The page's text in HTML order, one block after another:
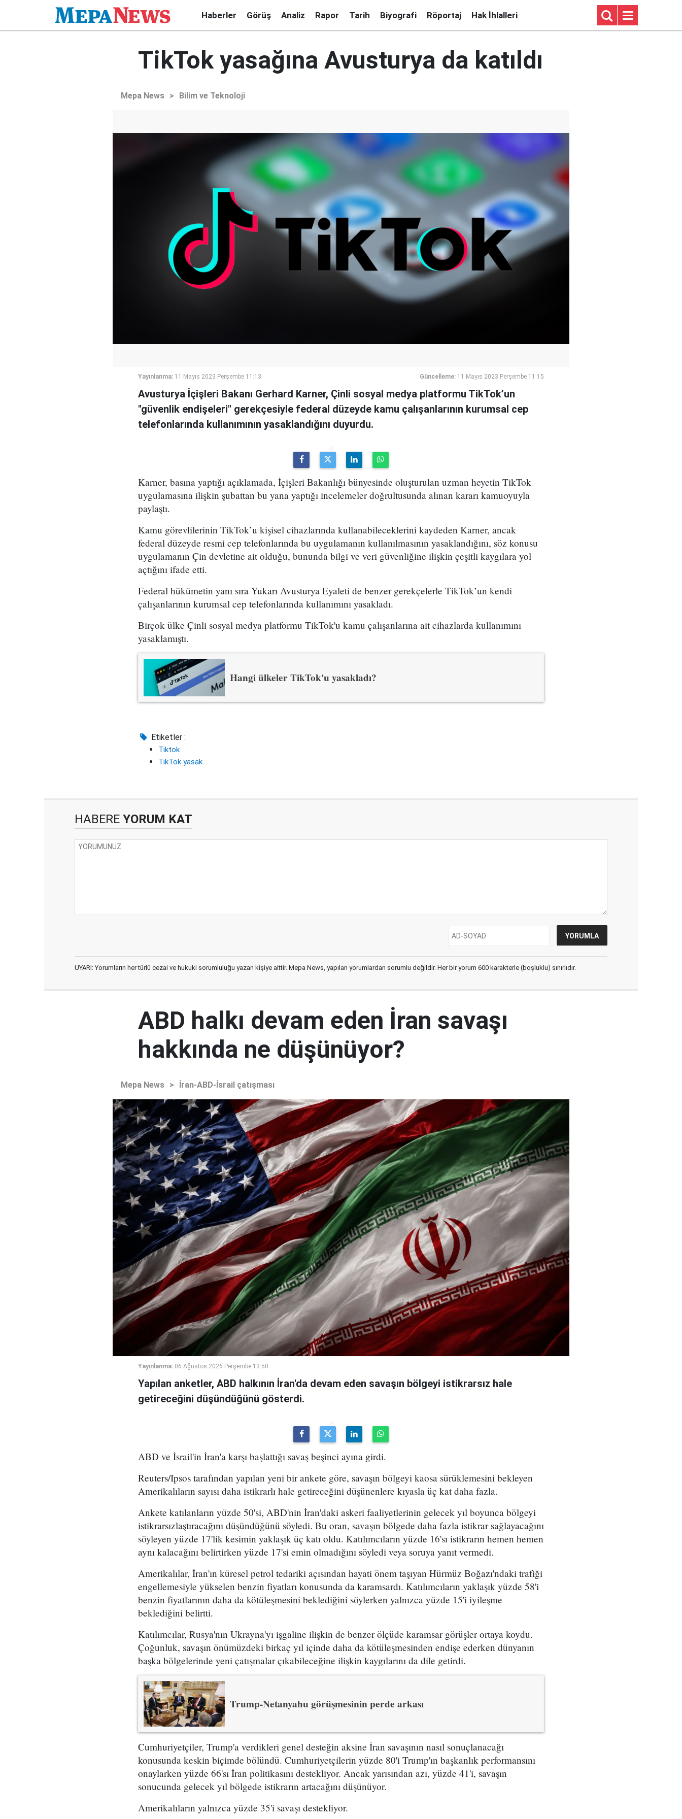
Haberler Görüş Analiz Rapor Tarih Biyografi Röportaj Hak İhlalleri
TikTok yasağına Avusturya da katıldı
Mepa News > Bilim ve Teknoloji
Yayınlanma: 11 Mayıs 2023 Perşembe 11:13 Güncelleme: 11 Mayıs 2023 Perşembe 11:15
Avusturya İçişleri Bakanı Gerhard Karner, Çinli sosyal medya platformu TikTok’un
"güvenlik endişeleri" gerekçesiyle federal düzeyde kamu çalışanlarının kurumsal cep
telefonlarında kullanımının yasaklandığını duyurdu.
Karner, basına yaptığı açıklamada, İçişleri Bakanlığı bünyesinde oluşturulan uzman heyetin TikTok
uygulamasına ilişkin şubattan bu yana yaptığı incelemeler doğrultusunda alınan kararı kamuoyuyla
paylaştı.
Kamu görevlilerinin TikTok’u kişisel cihazlarında kullanabileceklerini kaydeden Karner, ancak
federal düzeyde resmi cep telefonlarında bu uygulamanın kullanılmasının yasaklandığını, söz konusu
uygulamanın Çin devletine ait olduğu, bununda bilgi ve veri güvenliğine ilişkin çeşitli kaygılara yol
açtığını ifade etti.
Federal hükümetin yanı sıra Yukarı Avusturya Eyaleti de benzer gerekçelerle TikTok’un kendi
çalışanlarının kurumsal cep telefonlarında kullanımını yasakladı.
Birçok ülke Çinli sosyal medya platformu TikTok'u kamu çalışanlarına ait cihazlarda kullanımını
yasaklamıştı.
Hangi ülkeler TikTok'u yasakladı?
Etiketler :
Tiktok
TikTok yasak
HABERE YORUM KAT
UYARI: Yorumların her türlü cezai ve hukuki sorumluluğu yazan kişiye aittir. Mepa News, yapılan yorumlardan sorumlu değildir. Her bir yorum 600 karakterle (boşluklu) sınırlıdır.
ABD halkı devam eden İran savaşı
hakkında ne düşünüyor?
Mepa News > İran-ABD-İsrail çatışması
Yayınlanma: 06 Ağustos 2026 Perşembe 13:50
Yapılan anketler, ABD halkının İran'da devam eden savaşın bölgeyi istikrarsız hale
getireceğini düşündüğünü gösterdi.
ABD ve İsrail'in İran'a karşı başlattığı savaş beşinci ayına girdi.
Reuters/Ipsos tarafından yapılan yeni bir ankete göre, savaşın bölgeyi kaosa sürüklemesini bekleyen
Amerikalıların sayısı daha istikrarlı hale getireceğini düşünenlere kıyasla üç kat daha fazla.
Ankete katılanların yüzde 50'si, ABD'nin İran'daki askeri faaliyetlerinin gelecek yıl boyunca bölgeyi
istikrarsızlaştıracağını düşündüğünü söyledi. Bu oran, savaşın bölgede daha fazla istikrar sağlayacağını
söyleyen yüzde 17'lik kesimin yaklaşık üç katı oldu. Katılımcıların yüzde 16'sı istikrarın hemen hemen
aynı kalacağını belirtirken yüzde 17'si emin olmadığını söyledi veya soruya yanıt vermedi.
Amerikalılar, İran'ın küresel petrol tedariki açısından hayati önem taşıyan Hürmüz Boğazı'ndaki trafiği
engellemesiyle yükselen benzin fiyatları konusunda da karamsardı. Katılımcıların yaklaşık yüzde 58'i
benzin fiyatlarının daha da kötüleşmesini beklediğini söylerken yalnızca yüzde 15'i iyileşme
beklediğini belirtti.
Katılımcılar, Rusya'nın Ukrayna'yı işgaline ilişkin de benzer ölçüde karamsar görüşler ortaya koydu.
Çoğunluk, savaşın önümüzdeki birkaç yıl içinde daha da kötüleşmesinden endişe ederken dünyanın
başka bölgelerinde yeni çatışmalar çıkabileceğine ilişkin kaygılarını da dile getirdi.
Trump-Netanyahu görüşmesinin perde arkası
Cumhuriyetçiler, Trump'a verdikleri genel desteğin aksine İran savaşının nasıl sonuçlanacağı
konusunda keskin biçimde bölündü. Cumhuriyetçilerin yüzde 80'i Trump'ın başkanlık performansını
onaylarken yüzde 66'sı İran politikasını destekliyor. Ancak yarısından azı, yüzde 41'i, savaşın
sonucunda gelecek yıl bölgede istikrarın artacağını düşünüyor.
Amerikalıların yalnızca yüzde 35'i savaşı destekliyor.